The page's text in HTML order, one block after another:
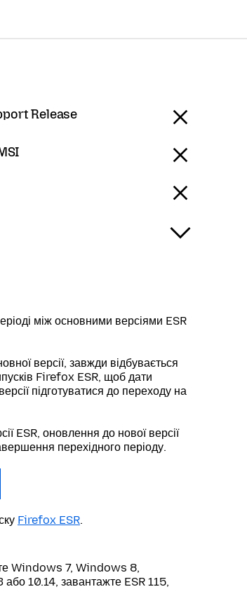
Release
між основними версіями ESR
версії, завжди відбувається
Firefox ESR, щоб дати
підготуватися до переходу на
ESR, оновлення до нової версії
перехідного періоду.
Firefox ESR.
Windows 7, Windows 8,
10.14, завантажте ESR 115,